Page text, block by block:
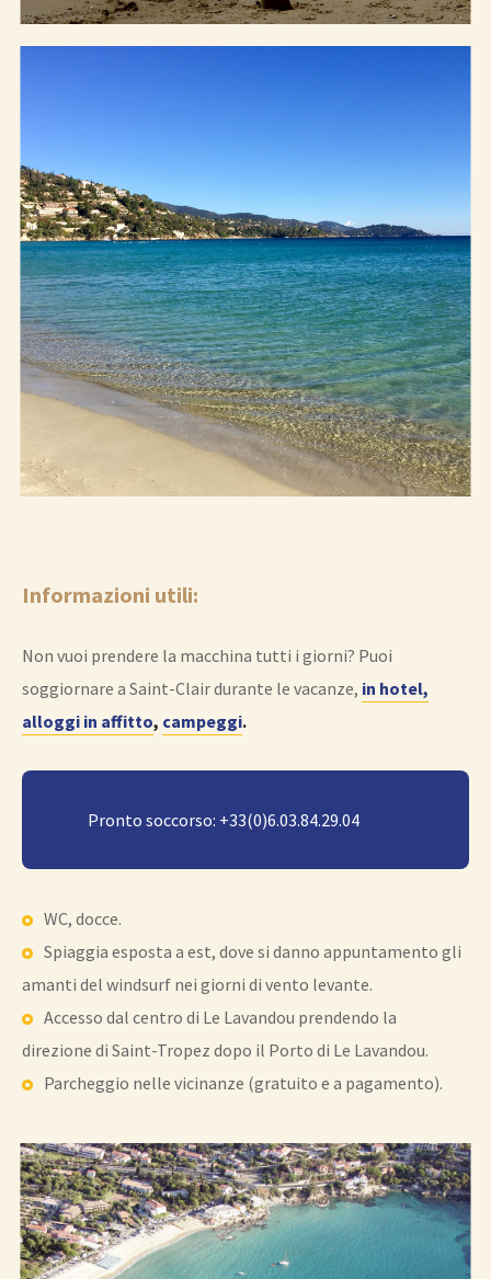
Informazioni utili:
Non vuoi prendere la macchina tutti i giorni? Puoi
soggiornare a Saint-Clair durante le vacanze, in hotel,
alloggi in affitto, campeggi.
Pronto soccorso: +33(0)6.03.84.29.04
WC, docce.
Spiaggia esposta a est, dove si danno appuntamento gli
amanti del windsurf nei giorni di vento levante.
Accesso dal centro di Le Lavandou prendendo la
direzione di Saint-Tropez dopo il Porto di Le Lavandou.
Parcheggio nelle vicinanze (gratuito e a pagamento).